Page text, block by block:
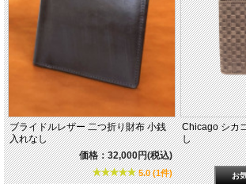
ブライドルレザー 二つ折り財布 小銭
入れなし
価格：32,000円(税込)
5.0 (1件)
Chicago シカ
し